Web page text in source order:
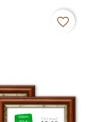
favorite_border